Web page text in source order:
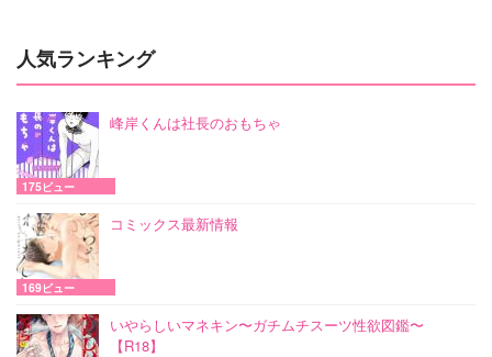
人気ランキング
峰岸くんは社長のおもちゃ
175ビュー
コミックス最新情報
169ビュー
いやらしいマネキン〜ガチムチスーツ性欲図鑑〜
【R18】